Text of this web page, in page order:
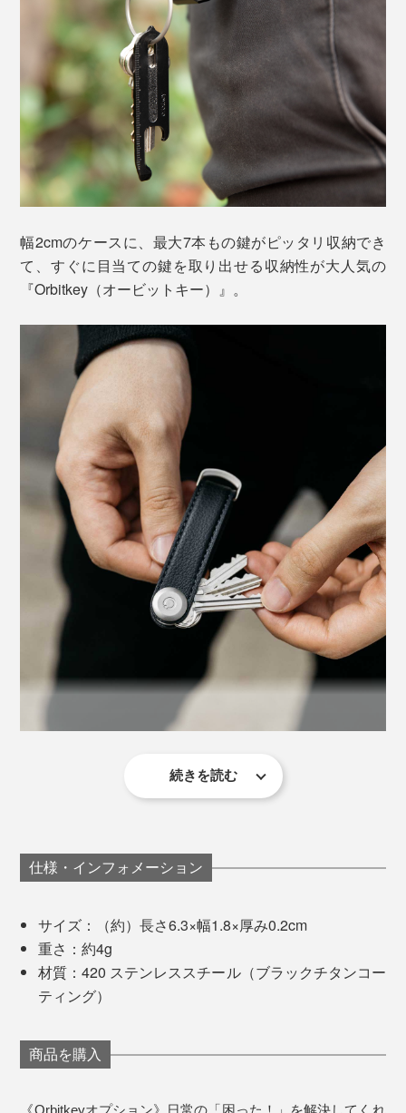
幅2cmのケースに、最大7本もの鍵がピッタリ収納でき
て、すぐに目当ての鍵を取り出せる収納性が大人気の
『Orbitkey（オービットキー）』。
鍵と一緒につけておける、「Multi Tool v2（マルチツー
続きを読む
仕様・インフォメーション
サイズ：（約）長さ6.3×幅1.8×厚み0.2cm
重さ：約4g
材質：420 ステンレススチール（ブラックチタンコー
ティング）
商品を購入
《Orbitkeyオプション》日常の「困った！」を解決してくれ